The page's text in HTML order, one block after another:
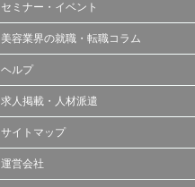
セミナー・イベント
美容業界の就職・転職コラム
ヘルプ
求人掲載・人材派遣
サイトマップ
運営会社